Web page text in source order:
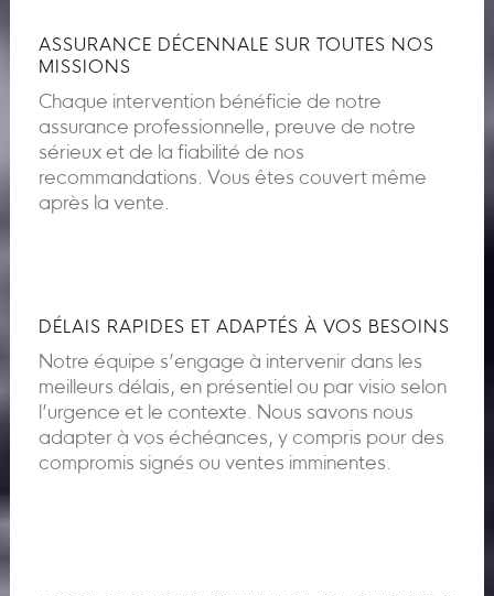
ASSURANCE DÉCENNALE SUR TOUTES NOS
MISSIONS
Chaque intervention bénéficie de notre
assurance professionnelle, preuve de notre
sérieux et de la fiabilité de nos
recommandations. Vous êtes couvert même
après la vente.
DÉLAIS RAPIDES ET ADAPTÉS À VOS BESOINS
Notre équipe s’engage à intervenir dans les
meilleurs délais, en présentiel ou par visio selon
l’urgence et le contexte. Nous savons nous
adapter à vos échéances, y compris pour des
compromis signés ou ventes imminentes.